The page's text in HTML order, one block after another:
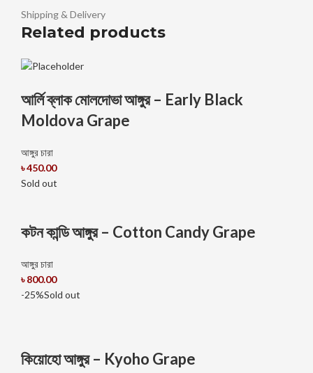
Shipping & Delivery
Related products
আর্লি ব্লাক মোলদোভা আঙ্গুর – Early Black
Moldova Grape
আঙ্গুর চারা
৳450.00
Sold out
কটন কান্ডি আঙ্গুর – Cotton Candy Grape
আঙ্গুর চারা
৳800.00
-25%Sold out
কিয়োহো আঙ্গুর – Kyoho Grape